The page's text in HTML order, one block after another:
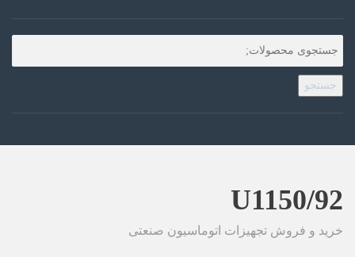
جستجو
U1150/92
خرید و فروش تجهیزات اتوماسیون صنعتی